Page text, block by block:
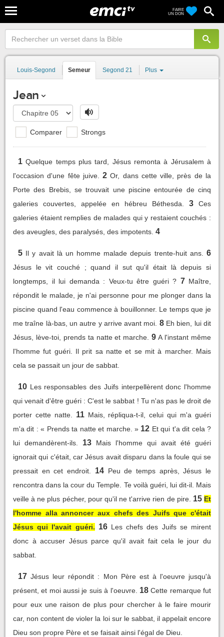
FAIRE
UN DON
Louis-Segond Semeur Segond 21 Plus
Jean
Comparer Strongs
1 Quelque temps plus tard, Jésus remonta à Jérusalem à
l'occasion d'une fête juive.
2 Or, dans cette ville, près de la
Porte des Brebis, se trouvait une piscine entourée de cinq
galeries couvertes, appelée en hébreu Béthesda.
3
Ces
galeries étaient remplies de malades qui y restaient couchés :
des aveugles, des paralysés, des impotents. 4
5 Il y avait là un homme malade depuis trente-huit ans. 6
Jésus le vit couché ; quand il sut qu'il était là depuis si
longtemps, il lui demanda : Veux-tu être guéri ? 7 Maître,
répondit le malade, je n'ai personne pour me plonger dans la
piscine quand l'eau commence à bouillonner. Le temps que je
me traîne là-bas, un autre y arrive avant moi. 8 Eh bien, lui dit
Jésus, lève-toi, prends ta natte et marche. 9 A l'instant même
l'homme fut guéri. Il prit sa natte et se mit à marcher. Mais
cela se passait un jour de sabbat.
10 Les responsables des Juifs interpellèrent donc l'homme
qui venait d'être guéri : C'est le sabbat ! Tu n'as pas le droit de
porter cette natte.
11 Mais, répliqua-t-il, celui qui m'a guéri
m'a dit : « Prends ta natte et marche. » 12 Et qui t'a dit cela ?
lui demandèrent-ils.
13
Mais l'homme qui avait été guéri
ignorait qui c'était, car Jésus avait disparu dans la foule qui se
pressait en cet endroit.
14 Peu de temps après, Jésus le
rencontra dans la cour du Temple. Te voilà guéri, lui dit-il. Mais
veille à ne plus pécher, pour qu'il ne t'arrive rien de pire. 15 Et
l'homme alla annoncer aux chefs des Juifs que c'était
Jésus qui l'avait guéri. 16 Les chefs des Juifs se mirent
donc à accuser Jésus parce qu'il avait fait cela le jour du
sabbat.
17 Jésus leur répondit : Mon Père est à l'oeuvre jusqu'à
présent, et moi aussi je suis à l'oeuvre. 18 Cette remarque fut
pour eux une raison de plus pour chercher à le faire mourir
car, non content de violer la loi sur le sabbat, il appelait encore
Dieu son propre Père et se faisait ainsi l'égal de Dieu.